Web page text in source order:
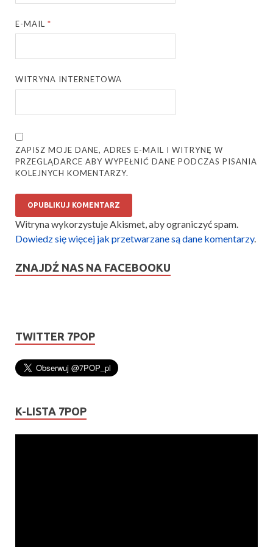
E-MAIL*
WITRYNA INTERNETOWA
ZAPISZ MOJE DANE, ADRES E-MAIL I WITRYNĘ W
PRZEGLĄDARCE ABY WYPEŁNIĆ DANE PODCZAS PISANIA
KOLEJNYCH KOMENTARZY.
Witryna wykorzystuje Akismet, aby ograniczyć spam.
Dowiedz się więcej jak przetwarzane są dane komentarzy.
ZNAJDŹ NAS NA FACEBOOKU
TWITTER 7POP
K-LISTA 7POP